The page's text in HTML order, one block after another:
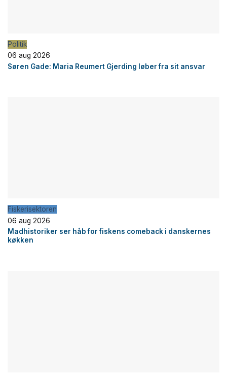
Politik
06 aug 2026
Søren Gade: Maria Reumert Gjerding løber fra sit ansvar
Fiskerisektoren
06 aug 2026
Madhistoriker ser håb for fiskens comeback i danskernes
køkken